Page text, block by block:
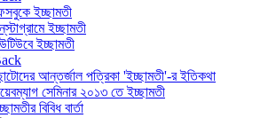
ইচ্ছামতী
ইচ্ছামতী
ইচ্ছামতী
আন্তর্জাল পত্রিকা 'ইচ্ছামতী'-র ইতিকথা
সেমিনার ২০১৩ তে ইচ্ছামতী
বিবিধ বার্তা